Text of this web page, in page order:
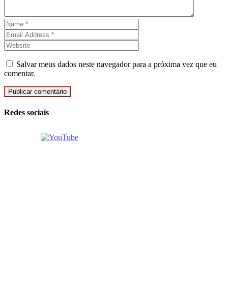
Salvar meus dados neste navegador para a próxima vez que eu
comentar.
Redes sociais